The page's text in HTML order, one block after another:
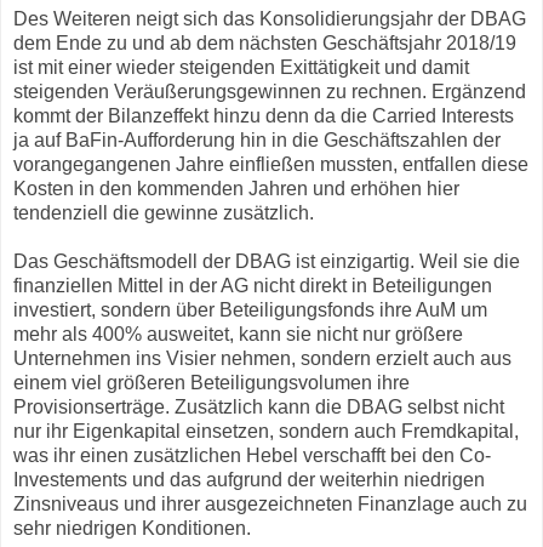
Des Weiteren neigt sich das Konsolidierungsjahr der DBAG
dem Ende zu und ab dem nächsten Geschäftsjahr 2018/19
ist mit einer wieder steigenden Exittätigkeit und damit
steigenden Veräußerungsgewinnen zu rechnen. Ergänzend
kommt der Bilanzeffekt hinzu denn da die Carried Interests
ja auf BaFin-Aufforderung hin in die Geschäftszahlen der
vorangegangenen Jahre einfließen mussten, entfallen diese
Kosten in den kommenden Jahren und erhöhen hier
tendenziell die gewinne zusätzlich.
Das Geschäftsmodell der DBAG ist einzigartig. Weil sie die
finanziellen Mittel in der AG nicht direkt in Beteiligungen
investiert, sondern über Beteiligungsfonds ihre AuM um
mehr als 400% ausweitet, kann sie nicht nur größere
Unternehmen ins Visier nehmen, sondern erzielt auch aus
einem viel größeren Beteiligungsvolumen ihre
Provisionserträge. Zusätzlich kann die DBAG selbst nicht
nur ihr Eigenkapital einsetzen, sondern auch Fremdkapital,
was ihr einen zusätzlichen Hebel verschafft bei den Co-
Investements und das aufgrund der weiterhin niedrigen
Zinsniveaus und ihrer ausgezeichneten Finanzlage auch zu
sehr niedrigen Konditionen.